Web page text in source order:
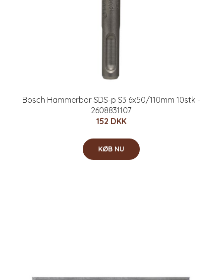
Bosch Hammerbor SDS-p S3 6x50/110mm 10stk -
2608831107
152 DKK
KØB NU